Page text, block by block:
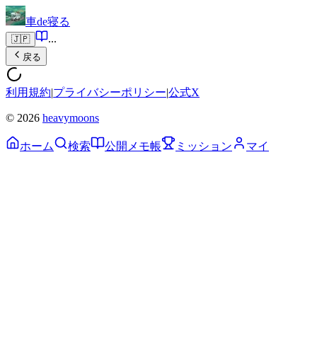
車de寝る
🇯🇵 ...
戻る
利用規約|プライバシーポリシー|公式X
© 2026 heavymoons
ホーム 検索 公開メモ帳 ミッション マイ